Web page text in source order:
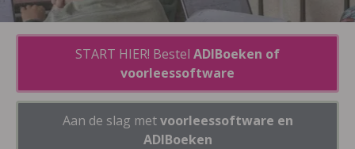
START HIER! Bestel ADIBoeken of
voorleessoftware
Aan de slag metvoorleessoftware en
ADIBoeken